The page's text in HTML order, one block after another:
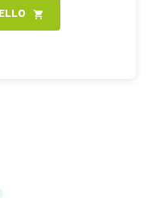
shopping_cart